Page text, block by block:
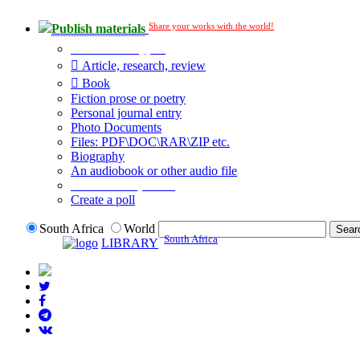
Publish materials Share your works with the world!
Article, research, review
Book
Fiction prose or poetry
Personal journal entry
Photo Documents
Files: PDF\DOC\RAR\ZIP etc.
Biography
An audiobook or other audio file
Create a poll
South Africa
World
LIBRARY South Africa